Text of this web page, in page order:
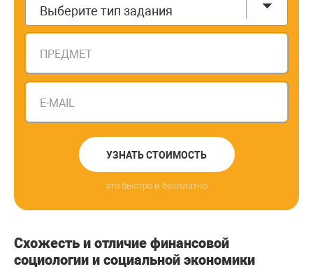
Выберите тип задания
ПРЕДМЕТ
E-MAIL
УЗНАТЬ СТОИМОСТЬ
это быстро и бесплатно
Схожесть и отличие финансовой
социологии и социальной экономики